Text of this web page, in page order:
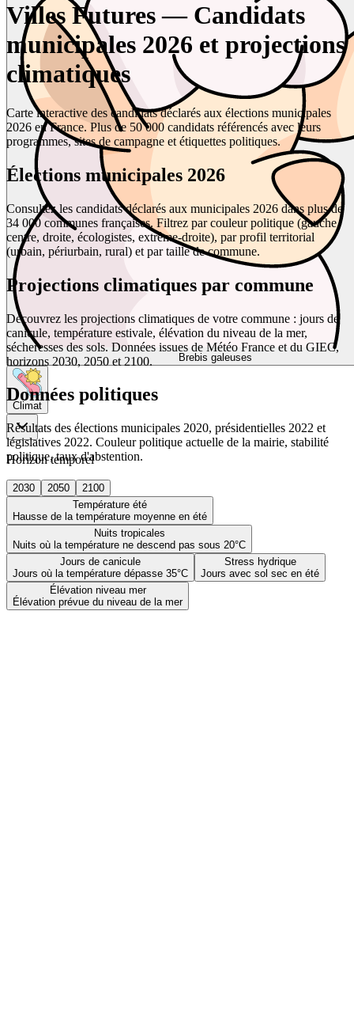
Brebis galeuses
Climat
Horizon temporel
2030 2050
2100
Température été
Hausse de la température moyenne en été
Nuits tropicales
Nuits où la température ne descend pas sous 20°C
Jours de canicule
Jours où la température dépasse 35°C
Stress hydrique
Jours avec sol sec en été
Élévation niveau mer
Élévation prévue du niveau de la mer
Villes Futures — Candidats
municipales 2026 et projections
climatiques
Carte interactive des candidats déclarés aux élections municipales
2026 en France. Plus de 50 000 candidats référencés avec leurs
programmes, sites de campagne et étiquettes politiques.
Élections municipales 2026
Consultez les candidats déclarés aux municipales 2026 dans plus de
34 000 communes françaises. Filtrez par couleur politique (gauche,
centre, droite, écologistes, extrême-droite), par profil territorial
(urbain, périurbain, rural) et par taille de commune.
Projections climatiques par commune
Découvrez les projections climatiques de votre commune : jours de
canicule, température estivale, élévation du niveau de la mer,
sécheresses des sols. Données issues de Météo France et du GIEC,
horizons 2030, 2050 et 2100.
Données politiques
Résultats des élections municipales 2020, présidentielles 2022 et
législatives 2022. Couleur politique actuelle de la mairie, stabilité
politique, taux d'abstention.